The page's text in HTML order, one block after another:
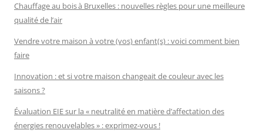
Chauffage au bois à Bruxelles : nouvelles règles pour une meilleure
qualité de l’air
Vendre votre maison à votre (vos) enfant(s) : voici comment bien
faire
Innovation : et si votre maison changeait de couleur avec les
saisons ?
Évaluation EIE sur la « neutralité en matière d’affectation des
énergies renouvelables » : exprimez-vous !